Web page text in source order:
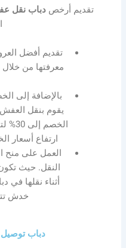
تقديم أرخص دباب نقل
تقديم أفضل
معرفتها من
بالإضافة إلى
يقوم بنقل
ارتفاع أسعار
العمل على منح
النقل. حيث
أثناء نقلها
خدش
دباب